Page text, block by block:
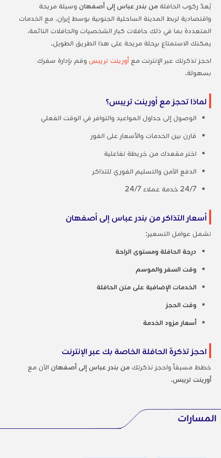
يُعدّ ركوب الحافلة من بندر عباس إلى أصفهانوسيلة مريحة
واقتصادية لربط المدينة الساحلية الجنوبية بوسط إيران. مع الخدمات
المتعددة بما في ذلك حافلات كبار الشخصيات والحافلات النائمة،
يمكنك الاستمتاع برحلة مريحة على هذا الطريق الطويل.
احجز تذكرتك عبر الإنترنت معأورينت تريبس وقم بإدارة سفرك
بسهولة.
لماذا تحجز مع أورينت تريبس؟
الوصول إلى جداول المواعيد والتوافر في الوقت الفعلي
قارن بين الخدمات والأسعار على الفور
اختر مقعدك من خريطة تفاعلية
الدفع الآمن والتسليم الفوري للتذاكر
24/7 خدمة عملاء 24/7
أسعار التذاكر من بندر عباس إلى أصفهان
تشمل عوامل التسعير:
درجة الحافلة ومستوى الراحة
وقت السفر والموسم
الخدمات الإضافية على متن الحافلة
وقت الحجز
أسعار مزود الخدمة
احجز تذكرة الحافلة الخاصة بك عبر الإنترنت
خطط مسبقاً واحجز تذكرتك من بندر عباس إلى أصفهانالآن مع
أورينت تريبس.
المسارات